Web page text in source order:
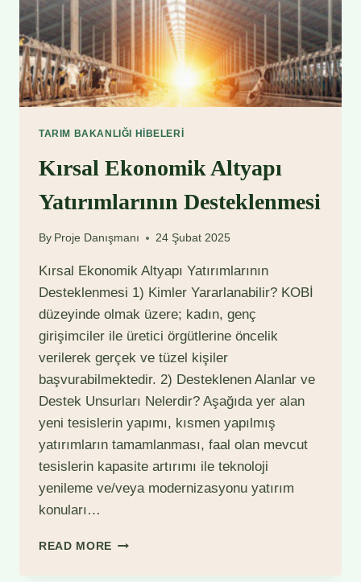
TARIM BAKANLIĞI HIBELERI
Kırsal Ekonomik Altyapı
Yatırımlarının Desteklenmesi
By Proje Danışmanı 24 Şubat 2025
Kırsal Ekonomik Altyapı Yatırımlarının
Desteklenmesi 1) Kimler Yararlanabilir? KOBİ
düzeyinde olmak üzere; kadın, genç
girişimciler ile üretici örgütlerine öncelik
verilerek gerçek ve tüzel kişiler
başvurabilmektedir. 2) Desteklenen Alanlar ve
Destek Unsurları Nelerdir? Aşağıda yer alan
yeni tesislerin yapımı, kısmen yapılmış
yatırımların tamamlanması, faal olan mevcut
tesislerin kapasite artırımı ile teknoloji
yenileme ve/veya modernizasyonu yatırım
konuları…
READ MORE KIRSAL